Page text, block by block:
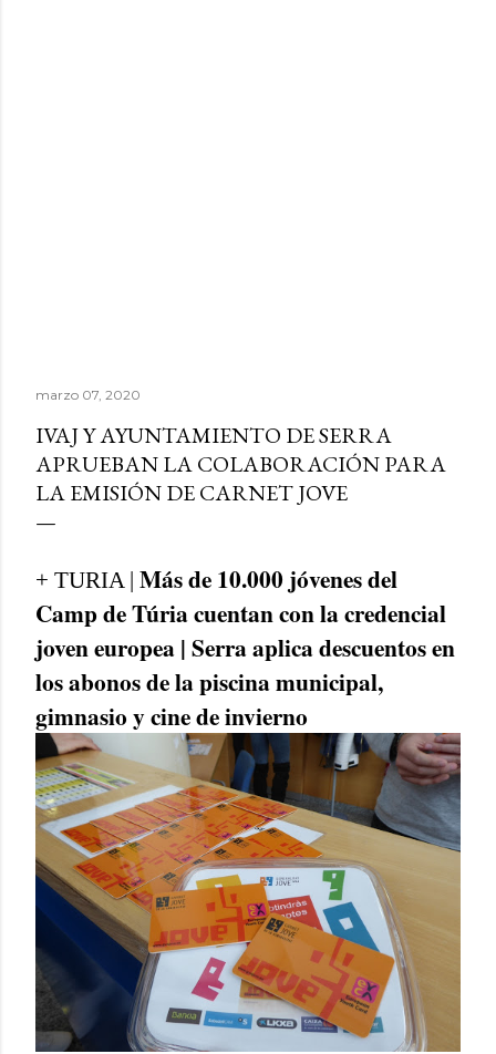
marzo 07, 2020
IVAJ Y AYUNTAMIENTO DE SERRA
APRUEBAN LA COLABORACIÓN PARA
LA EMISIÓN DE CARNET JOVE
+ TURIA | Más de 10.000 jóvenes del
Camp de Túria cuentan con la credencial
joven europea | Serra aplica descuentos en
los abonos de la piscina municipal,
gimnasio y cine de invierno